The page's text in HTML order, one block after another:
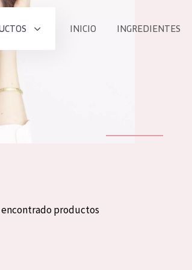
INICIO INGREDIENTES
encontrado productos